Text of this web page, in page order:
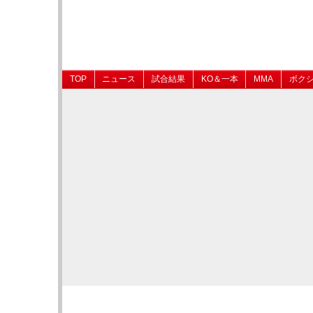
TOP ニュース 試合結果 KO＆一本 MMA ボク